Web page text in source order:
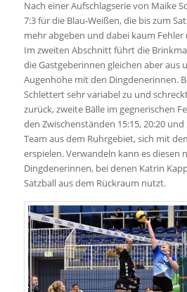
Nach einer Aufschlagserie von Maike
7:3 für die Blau-Weißen, die bis zum
mehr abgeben und dabei kaum Fehler
Im zweiten Abschnitt führt die
die Gastgeberinnen gleichen aber aus
Augenhöhe mit den Dingdenerinnen.
Schlettert sehr variabel zu und
zurück, zweite Bälle im gegnerischen
den Zwischenständen 15:15, 20:20
Team aus dem Ruhrgebiet, sich mit
erspielen. Verwandeln kann es diesen
Dingdenerinnen, bei denen Katrin
Satzball aus dem Rückraum nutzt.